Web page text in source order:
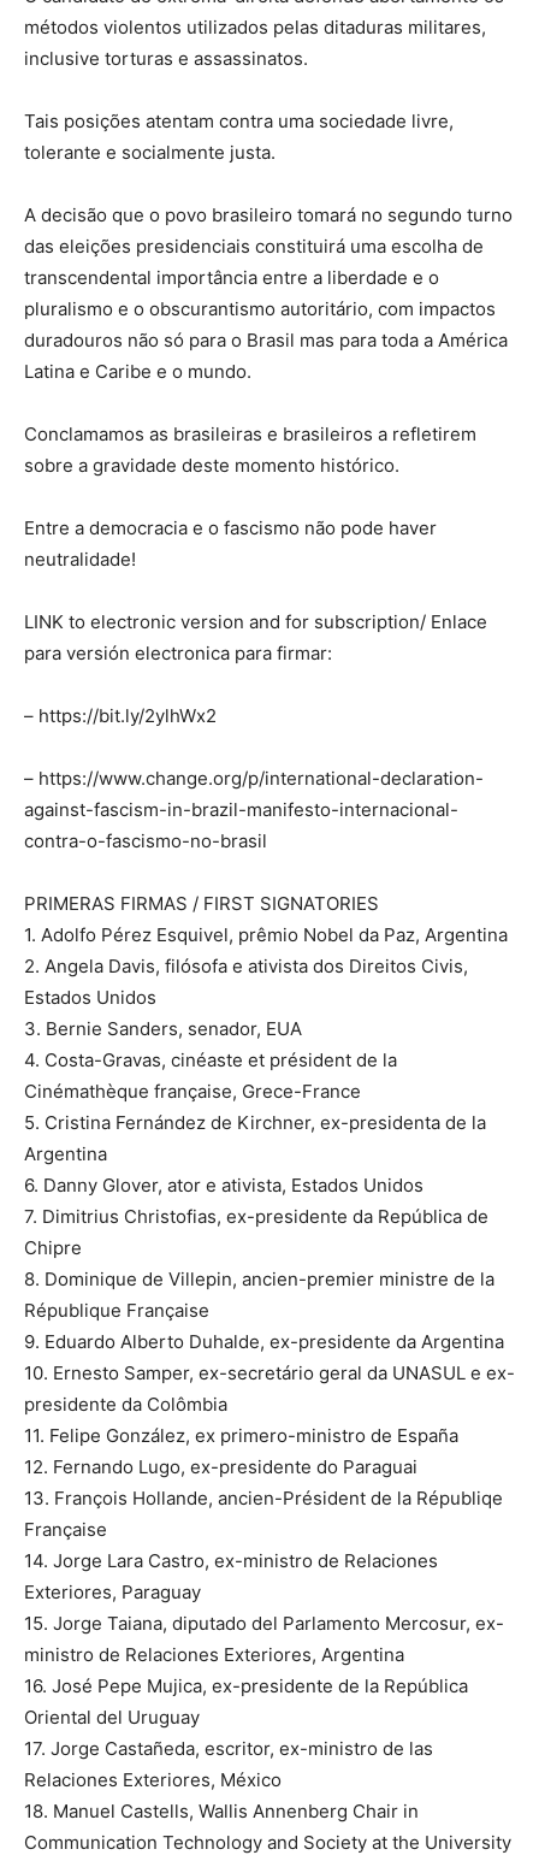
métodos violentos utilizados pelas ditaduras militares,
inclusive torturas e assassinatos.
Tais posições atentam contra uma sociedade livre,
tolerante e socialmente justa.
A decisão que o povo brasileiro tomará no segundo turno
das eleições presidenciais constituirá uma escolha de
transcendental importância entre a liberdade e o
pluralismo e o obscurantismo autoritário, com impactos
duradouros não só para o Brasil mas para toda a América
Latina e Caribe e o mundo.
Conclamamos as brasileiras e brasileiros a refletirem
sobre a gravidade deste momento histórico.
Entre a democracia e o fascismo não pode haver
neutralidade!
LINK to electronic version and for subscription/ Enlace
para versión electronica para firmar:
– https://bit.ly/2ylhWx2
– https://www.change.org/p/international-declaration-
against-fascism-in-brazil-manifesto-internacional-
contra-o-fascismo-no-brasil
PRIMERAS FIRMAS / FIRST SIGNATORIES
1. Adolfo Pérez Esquivel, prêmio Nobel da Paz, Argentina
2. Angela Davis, filósofa e ativista dos Direitos Civis,
Estados Unidos
3. Bernie Sanders, senador, EUA
4. Costa-Gravas, cinéaste et président de la
Cinémathèque française, Grece-France
5. Cristina Fernández de Kirchner, ex-presidenta de la
Argentina
6. Danny Glover, ator e ativista, Estados Unidos
7. Dimitrius Christofias, ex-presidente da República de
Chipre
8. Dominique de Villepin, ancien-premier ministre de la
République Française
9. Eduardo Alberto Duhalde, ex-presidente da Argentina
10. Ernesto Samper, ex-secretário geral da UNASUL e ex-
presidente da Colômbia
11. Felipe González, ex primero-ministro de España
12. Fernando Lugo, ex-presidente do Paraguai
13. François Hollande, ancien-Président de la Républiqe
Française
14. Jorge Lara Castro, ex-ministro de Relaciones
Exteriores, Paraguay
15. Jorge Taiana, diputado del Parlamento Mercosur, ex-
ministro de Relaciones Exteriores, Argentina
16. José Pepe Mujica, ex-presidente de la República
Oriental del Uruguay
17. Jorge Castañeda, escritor, ex-ministro de las
Relaciones Exteriores, México
18. Manuel Castells, Wallis Annenberg Chair in
Communication Technology and Society at the University